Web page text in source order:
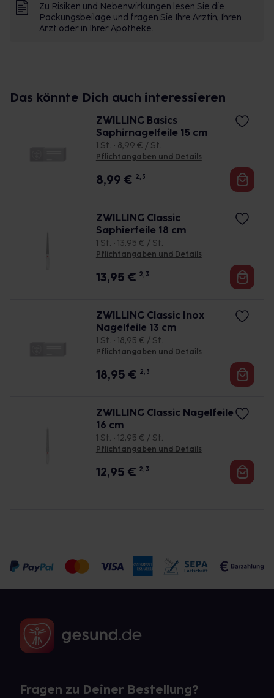
Zu Risiken und Nebenwirkungen lesen Sie die
Packungsbeilage und fragen Sie Ihre Ärztin, Ihren
Arzt oder in Ihrer Apotheke.
Das könnte Dich auch interessieren
ZWILLING Basics
Saphirnagelfeile 15 cm
1 St. • 8,99 € / St.
Pflichtangaben und Details
8,99 € 2, 3
ZWILLING Classic
Saphierfeile 18 cm
1 St. • 13,95 € / St.
Pflichtangaben und Details
13,95 € 2, 3
ZWILLING Classic Inox
Nagelfeile 13 cm
1 St. • 18,95 € / St.
Pflichtangaben und Details
18,95 € 2, 3
ZWILLING Classic Nagelfeile
16 cm
1 St. • 12,95 € / St.
Pflichtangaben und Details
12,95 € 2, 3
Fragen zu Deiner Bestellung?